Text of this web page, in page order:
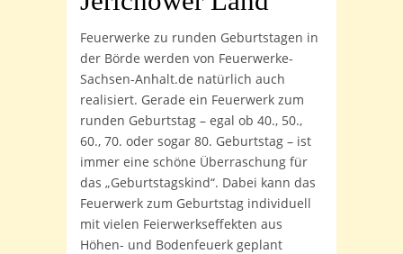
Feuerwerke zu runden Geburtstagen in
der Börde werden von Feuerwerke-
Sachsen-Anhalt.de natürlich auch
realisiert. Gerade ein Feuerwerk zum
runden Geburtstag – egal ob 40., 50.,
60., 70. oder sogar 80. Geburtstag – ist
immer eine schöne Überraschung für
das „Geburtstagskind“. Dabei kann das
Feuerwerk zum Geburtstag individuell
mit vielen Feierwerkseffekten aus
Höhen- und Bodenfeuerk geplant